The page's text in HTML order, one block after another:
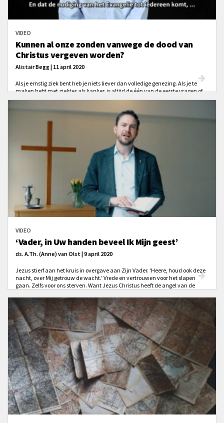
VIDEO
Kunnen al onze zonden vanwege de dood van
Christus vergeven worden?
Alistair Begg | 11 april 2020
Als je ernstig ziek bent heb je niets liever dan volledige genezing. Als je te
maken hebt met ziektes als kanker, is altijd de één van de eerste vragen of
VIDEO
‘Vader, in Uw handen beveel Ik Mijn geest’
ds. A.Th. (Anne) van Olst | 9 april 2020
Jezus stierf aan het kruis in overgave aan Zijn Vader. ‘Heere, houd ook deze
nacht, over Mij getrouw de wacht.’ Vrede en vertrouwen voor het slapen
gaan. Zelfs voor ons sterven. Want Jezus Christus heeft de angel van de